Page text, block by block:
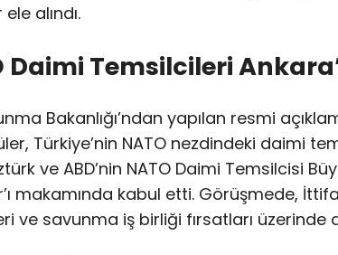
alındı.
Daimi Temsilcileri
Bakanlığı’ndan yapılan resmi
Türkiye’nin NATO nezdindeki daimi
ve ABD’nin NATO Daimi Temsilcisi
makamında kabul etti. Görüşmede,
ve savunma iş birliği fırsatları üzerinde